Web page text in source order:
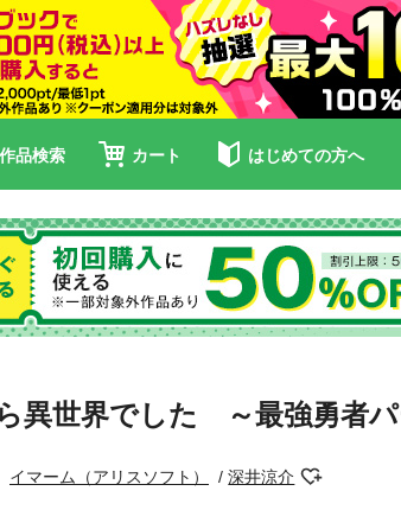
作品検索 カート はじめての方へ
異世界でした ～最強勇者パ
イマーム（アリスソフト） 深井涼介